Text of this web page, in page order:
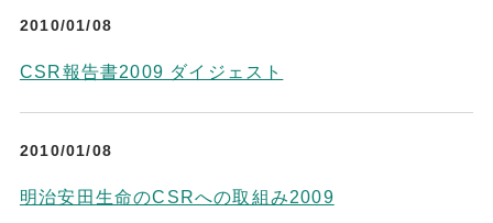
2010/01/08
CSR報告書2009 ダイジェスト
2010/01/08
明治安田生命のCSRへの取組み2009